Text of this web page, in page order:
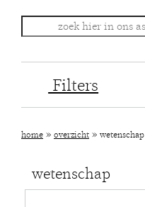
Filters
home » overzicht » wetenschap
wetenschap